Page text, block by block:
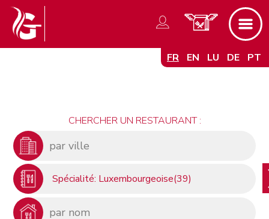
FR EN LU DE PT
CHERCHER UN RESTAURANT :
Spécialité: Luxembourgeoise(39)